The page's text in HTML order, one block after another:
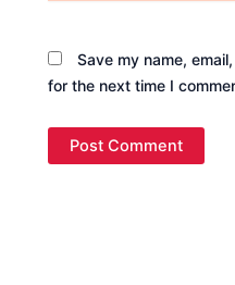
Save my name,
for the next time I